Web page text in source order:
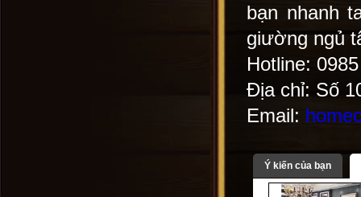
bạn nhanh
giường ngủ
Hotline:
Địa chỉ: Số
Email:
Ý kiến của bạn